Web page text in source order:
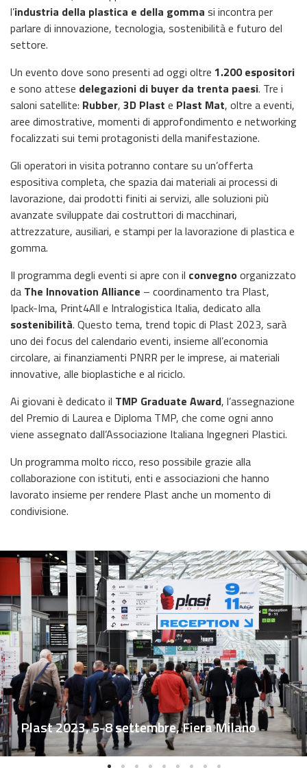
l’industria della plastica e della gomma si incontra per
parlare di innovazione, tecnologia, sostenibilità e futuro del
settore.
Un evento dove sono presenti ad oggi oltre 1.200 espositori
e sono attese delegazioni di buyer da trenta paesi. Tre i
saloni satellite: Rubber, 3D Plast e Plast Mat, oltre a eventi,
aree dimostrative, momenti di approfondimento e networking
focalizzati sui temi protagonisti della manifestazione.
Gli operatori in visita potranno contare su un’offerta
espositiva completa, che spazia dai materiali ai processi di
lavorazione, dai prodotti finiti ai servizi, alle soluzioni più
avanzate sviluppate dai costruttori di macchinari,
attrezzature, ausiliari, e stampi per la lavorazione di plastica e
gomma.
Il programma degli eventi si apre con il convegno organizzato
da The Innovation Alliance – coordinamento tra Plast,
Ipack-Ima, Print4All e Intralogistica Italia, dedicato alla
sostenibilità. Questo tema, trend topic di Plast 2023, sarà
uno dei focus del calendario eventi, insieme all’economia
circolare, ai finanziamenti PNRR per le imprese, ai materiali
innovative, alle bioplastiche e al riciclo.
Ai giovani è dedicato il TMP Graduate Award, l’assegnazione
del Premio di Laurea e Diploma TMP, che come ogni anno
viene assegnato dall’Associazione Italiana Ingegneri Plastici.
Un programma molto ricco, reso possibile grazie alla
collaborazione con istituti, enti e associazioni che hanno
lavorato insieme per rendere Plast anche un momento di
condivisione.
Plast 2023, 5-8 settembre, Fiera Milano